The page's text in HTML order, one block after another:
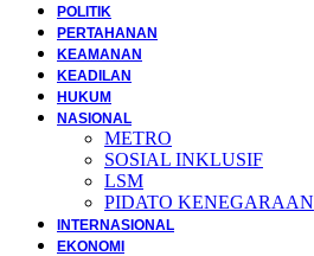
POLITIK
PERTAHANAN
KEAMANAN
KEADILAN
HUKUM
NASIONAL
METRO
SOSIAL INKLUSIF
LSM
PIDATO KENEGARAAN
INTERNASIONAL
EKONOMI